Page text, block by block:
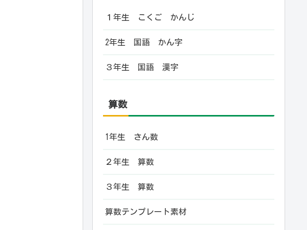
１年生 こくご かんじ
2年生 国語 かん字
３年生 国語 漢字
算数
1年生 さん数
２年生 算数
３年生 算数
算数テンプレート素材